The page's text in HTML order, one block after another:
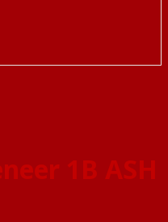
1B ASH